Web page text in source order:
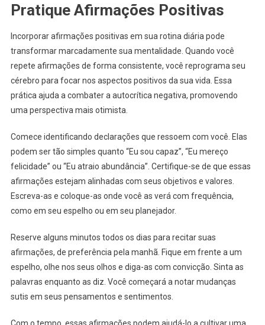
Pratique Afirmações Positivas
Incorporar afirmações positivas em sua rotina diária pode
transformar marcadamente sua mentalidade. Quando você
repete afirmações de forma consistente, você reprograma seu
cérebro para focar nos aspectos positivos da sua vida. Essa
prática ajuda a combater a autocrítica negativa, promovendo
uma perspectiva mais otimista.
Comece identificando declarações que ressoem com você. Elas
podem ser tão simples quanto “Eu sou capaz”, “Eu mereço
felicidade” ou “Eu atraio abundância”. Certifique-se de que essas
afirmações estejam alinhadas com seus objetivos e valores.
Escreva-as e coloque-as onde você as verá com frequência,
como em seu espelho ou em seu planejador.
Reserve alguns minutos todos os dias para recitar suas
afirmações, de preferência pela manhã. Fique em frente a um
espelho, olhe nos seus olhos e diga-as com convicção. Sinta as
palavras enquanto as diz. Você começará a notar mudanças
sutis em seus pensamentos e sentimentos.
Com o tempo, essas afirmações podem ajudá-lo a cultivar uma